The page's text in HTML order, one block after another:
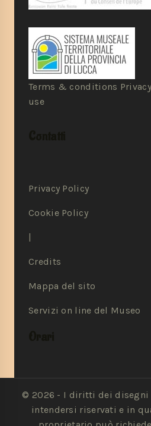
Terms & conditions
use
Privacy Policy
Cookie Policy
|
Credits
Mappa del sito
Servizi on line del Museo
© 2026 - I diritti dei disegni
intendersi riservati e in